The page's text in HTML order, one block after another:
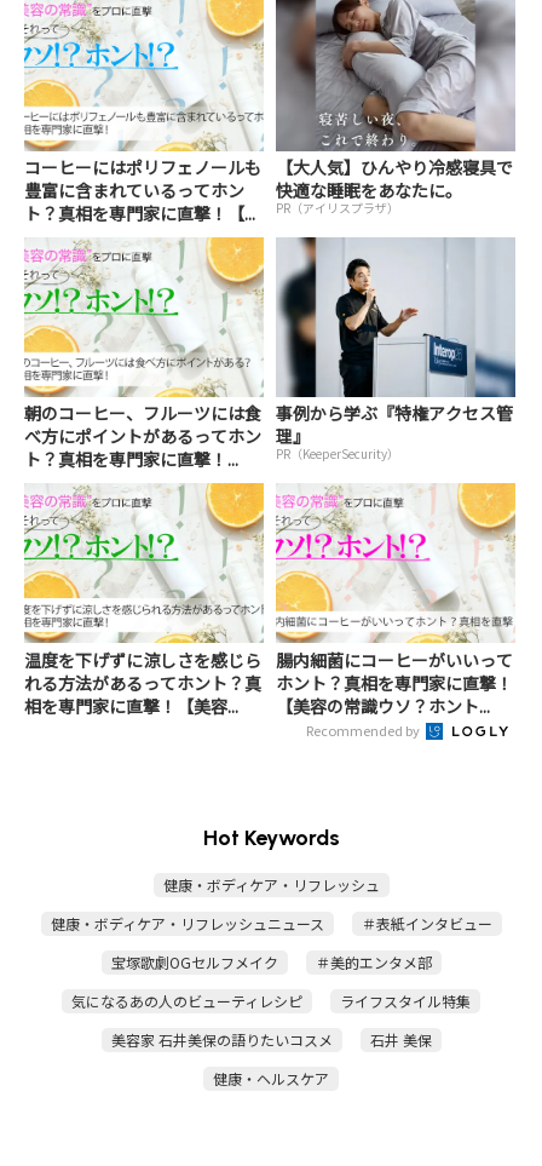
コーヒーにはポリフェノールも
豊富に含まれているってホン
ト？真相を専門家に直撃！【...
【大人気】ひんやり冷感寝具で
快適な睡眠をあなたに。
PR（アイリスプラザ）
朝のコーヒー、フルーツには食
べ方にポイントがあるってホン
ト？真相を専門家に直撃！...
事例から学ぶ『特権アクセス管
理』
PR（KeeperSecurity）
温度を下げずに涼しさを感じら
れる方法があるってホント？真
相を専門家に直撃！【美容...
腸内細菌にコーヒーがいいって
ホント？真相を専門家に直撃！
【美容の常識ウソ？ホント...
Recommended by
Hot Keywords
健康・ボディケア・リフレッシュ
健康・ボディケア・リフレッシュニュース
＃表紙インタビュー
宝塚歌劇OGセルフメイク
＃美的エンタメ部
気になるあの人のビューティレシピ
ライフスタイル特集
美容家 石井美保の語りたいコスメ
石井 美保
健康・ヘルスケア